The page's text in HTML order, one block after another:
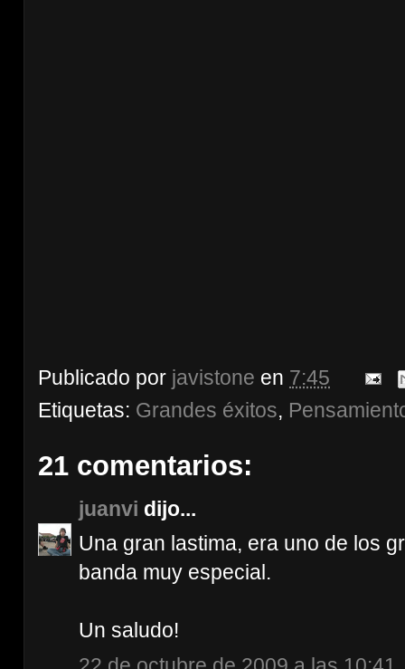
Publicado por javistone en 7:45
Etiquetas: Grandes éxitos,
21 comentarios:
juanvi dijo...
Una gran lastima, era uno de los
banda muy especial.
Un saludo!